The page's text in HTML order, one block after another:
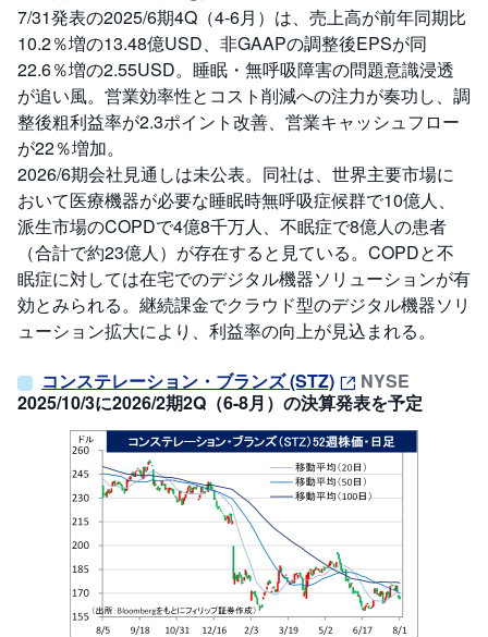
7/31発表の2025/6期4Q（4-6月）は、売上高が前年同期比
10.2％増の13.48億USD、非GAAPの調整後EPSが同
22.6％増の2.55USD。睡眠・無呼吸障害の問題意識浸透
が追い風。営業効率性とコスト削減への注力が奏功し、調
整後粗利益率が2.3ポイント改善、営業キャッシュフロー
が22％増加。
2026/6期会社見通しは未公表。同社は、世界主要市場に
おいて医療機器が必要な睡眠時無呼吸症候群で10億人、
派生市場のCOPDで4億8千万人、不眠症で8億人の患者
（合計で約23億人）が存在すると見ている。COPDと不
眠症に対しては在宅でのデジタル機器ソリューションが有
効とみられる。継続課金でクラウド型のデジタル機器ソリ
ューション拡大により、利益率の向上が見込まれる。
コンステレーション・ブランズ (STZ)
NYSE
2025/10/3に2026/2期2Q（6-8月）の決算発表を予定